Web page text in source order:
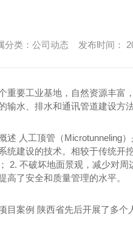
政公用工程项目
给排水工程
分类：公司动态 发布时间：
重要工业基地，自然资源丰富
输水、排水和通讯管道建设方
述 人工顶管（Microtunneling
统建设的技术。相较于传统开
2. 不破坏地面景观，减少对
高了安全和质量管理的水平。
目案例 陕西省先后开展了多